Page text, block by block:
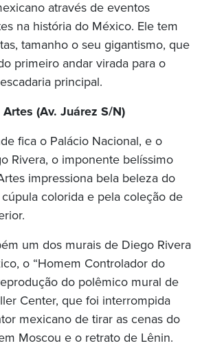
através de eventos
na história do México. Ele tem
tamanho o seu gigantismo, que
primeiro andar virada para o
principal.
(Av. Juárez S/N)
fica o Palácio Nacional, e o
Rivera, o imponente belíssimo
impressiona bela beleza do
colorida e pela coleção de
um dos murais de Diego Rivera
o “Homem Controlador do
do polêmico mural de
Center, que foi interrompida
mexicano de tirar as cenas do
Moscou e o retrato de Lênin.